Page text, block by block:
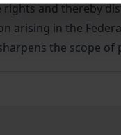
rights and thereby
in the
the scope